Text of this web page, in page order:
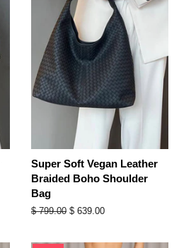
Super Soft Vegan Leather
Braided Boho Shoulder
Bag
Precio
$ 799.00 Precio
$ 639.00